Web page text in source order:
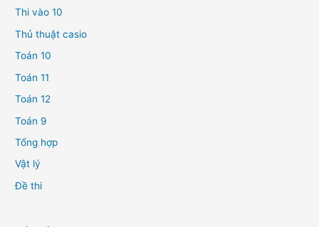
Thi vào 10
Thủ thuật casio
Toán 10
Toán 11
Toán 12
Toán 9
Tổng hợp
Vật lý
Đề thi